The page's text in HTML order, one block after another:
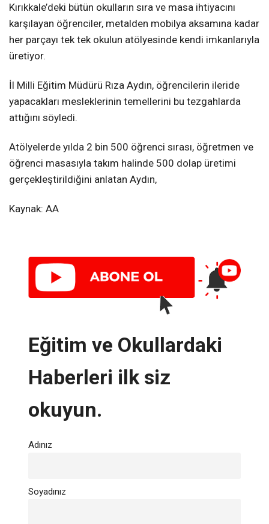
Kırıkkale’deki bütün okulların sıra ve masa ihtiyacını
karşılayan öğrenciler, metalden mobilya aksamına kadar
her parçayı tek tek okulun atölyesinde kendi imkanlarıyla
üretiyor.
İl Milli Eğitim Müdürü Rıza Aydın, öğrencilerin ileride
yapacakları mesleklerinin temellerini bu tezgahlarda
attığını söyledi.
Atölyelerde yılda 2 bin 500 öğrenci sırası, öğretmen ve
öğrenci masasıyla takım halinde 500 dolap üretimi
gerçekleştirildiğini anlatan Aydın,
Kaynak: AA
Eğitim ve Okullardaki
Haberleri ilk siz
okuyun.
Adınız
Soyadınız